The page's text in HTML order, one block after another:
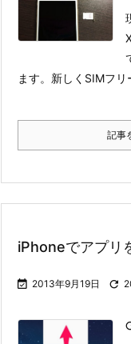
ます。 新しくSIMフリ
記事
iPhoneでアプリ
 2013年9月19日 